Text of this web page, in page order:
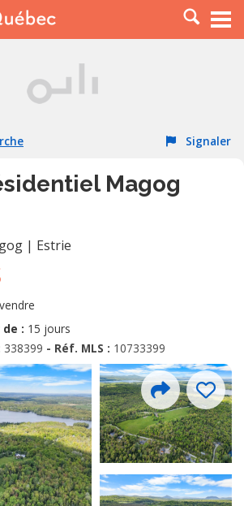
Signaler
Magog
| Estrie
: 15 jours
338399 - Réf. MLS : 10733399